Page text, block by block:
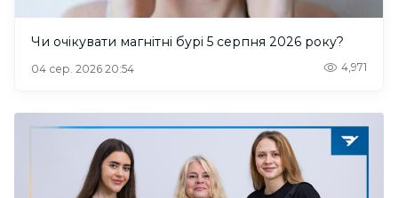
Чи очікувати магнітні бурі 5 серпня 2026 року?
04 сер. 2026 20:54 4,971